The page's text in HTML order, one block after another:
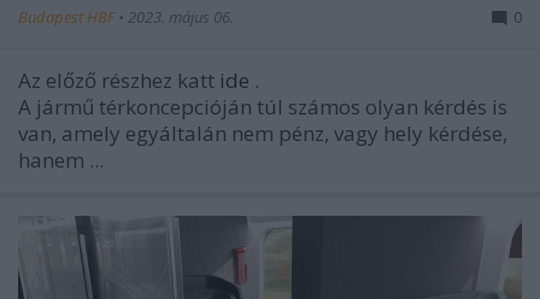
Budapest HBF • 2023. május 06. 0
Az előző részhez katt ide .
A jármű térkoncepcióján túl számos olyan kérdés is
van, amely egyáltalán nem pénz, vagy hely kérdése,
hanem ...